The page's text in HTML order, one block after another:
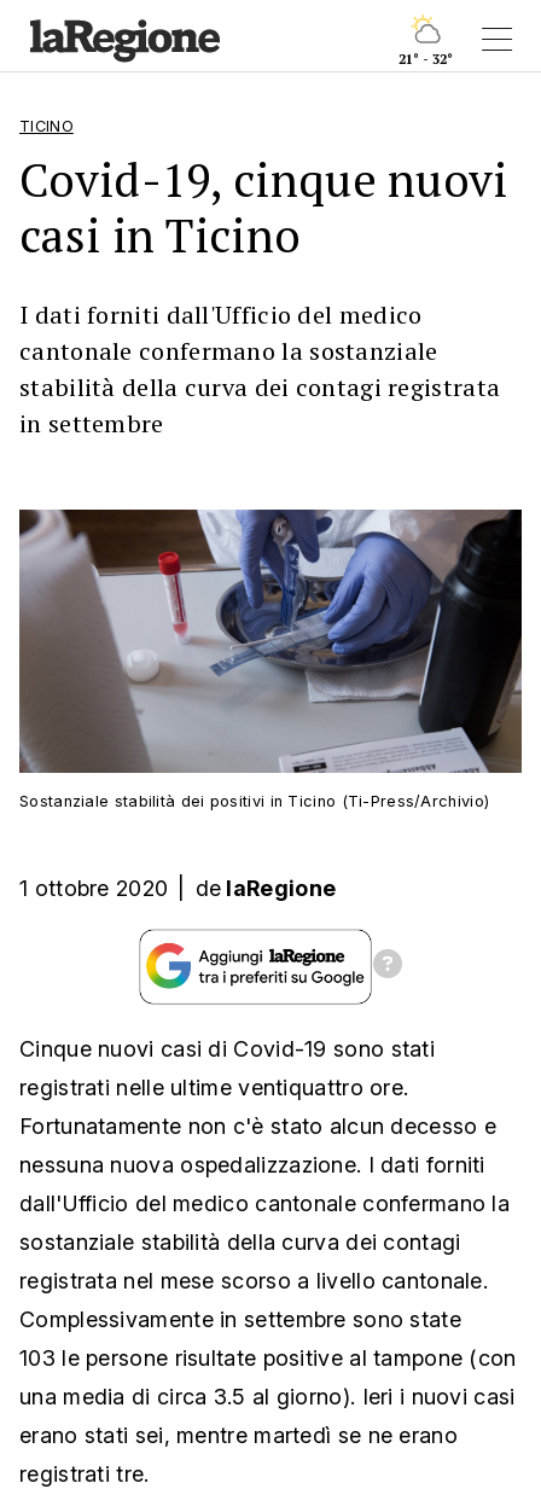
21° - 32°
TICINO
Covid-19, cinque nuovi
casi in Ticino
I dati forniti dall'Ufficio del medico
cantonale confermano la sostanziale
stabilità della curva dei contagi registrata
in settembre
Sostanziale stabilità dei positivi in Ticino (Ti-Press/Archivio)
1 ottobre 2020 de laRegione
Cinque nuovi casi di Covid-19 sono stati
registrati nelle ultime ventiquattro ore.
Fortunatamente non c'è stato alcun decesso e
nessuna nuova ospedalizzazione. I dati forniti
dall'Ufficio del medico cantonale confermano la
sostanziale stabilità della curva dei contagi
registrata nel mese scorso a livello cantonale.
Complessivamente in settembre sono state
103 le persone risultate positive al tampone (con
una media di circa 3.5 al giorno). Ieri i nuovi casi
erano stati sei, mentre martedì se ne erano
registrati tre.